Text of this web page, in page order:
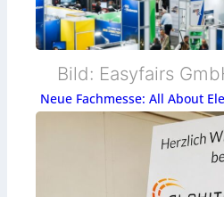
Bild: Easyfairs
Neue Fachmesse: All About